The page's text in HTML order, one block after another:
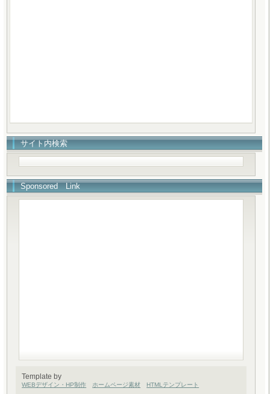
サイト内検索
Sponsored Link
Template by
WEBデザイン・HP制作 ホームページ素材 HTMLテンプレート